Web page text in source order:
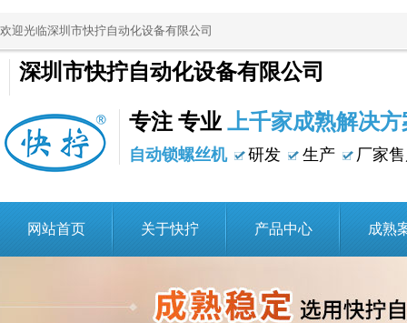
欢迎光临深圳市快拧自动化设备有限公司
深圳市快拧自动化设备有限公司
专注 专业 上千家成熟解决方
自动锁螺丝机 研发 生产 厂家
网站首页 关于快拧 产品中心 成熟